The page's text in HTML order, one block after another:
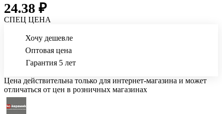
24.38 ₽
СПЕЦ ЦЕНА
Хочу дешевле
Оптовая цена
Гарантия 5 лет
Цена действительна только для интернет-магазина и может
отличаться от цен в розничных магазинах